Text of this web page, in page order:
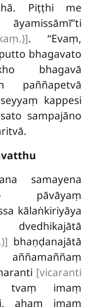
Piṭṭhi me
. ‘‘Evaṃ,
bhagavato
bhagavā
paññapetvā
kappesi
sampajāno
samayena
pāvāyaṃ
kālaṅkiriyāya
bhaṇḍanajātā
aññamaññaṃ
[vicaranti
imaṃ
ahaṃ imaṃ